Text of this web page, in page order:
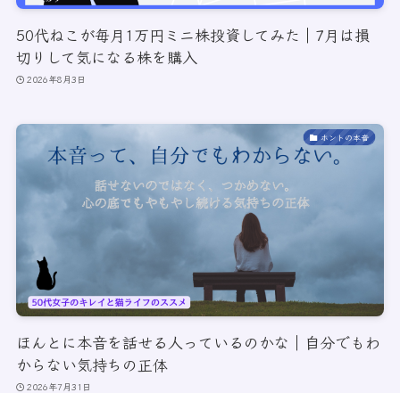
50代ねこが毎月1万円ミニ株投資してみた｜7月は損
切りして気になる株を購入
2026年8月3日
ホントの本音
ほんとに本音を話せる人っているのかな｜自分でもわ
からない気持ちの正体
2026年7月31日